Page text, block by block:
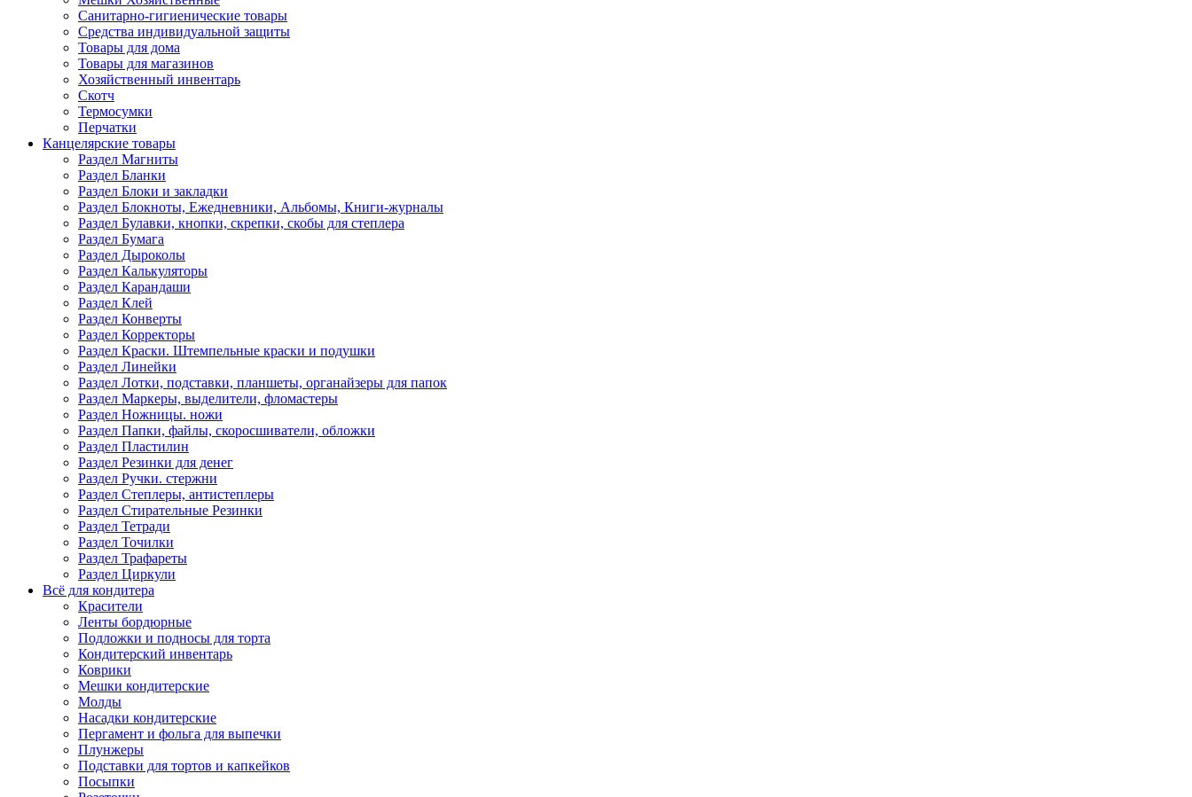
Санитарно-гигиенические товары
Средства индивидуальной защиты
Товары для дома
Товары для магазинов
Хозяйственный инвентарь
Скотч
Термосумки
Перчатки
Канцелярские товары
Раздел Магниты
Раздел Бланки
Раздел Блоки и закладки
Раздел Блокноты, Ежедневники, Альбомы, Книги-журналы
Раздел Булавки, кнопки, скрепки, скобы для степлера
Раздел Бумага
Раздел Дыроколы
Раздел Калькуляторы
Раздел Карандаши
Раздел Клей
Раздел Конверты
Раздел Корректоры
Раздел Краски. Штемпельные краски и подушки
Раздел Линейки
Раздел Лотки, подставки, планшеты, органайзеры для папок
Раздел Маркеры, выделители, фломастеры
Раздел Ножницы. ножи
Раздел Папки, файлы, скоросшиватели, обложки
Раздел Пластилин
Раздел Резинки для денег
Раздел Ручки. стержни
Раздел Степлеры, антистеплеры
Раздел Стирательные Резинки
Раздел Тетради
Раздел Точилки
Раздел Трафареты
Раздел Циркули
Всё для кондитера
Красители
Ленты бордюрные
Подложки и подносы для торта
Кондитерский инвентарь
Коврики
Мешки кондитерские
Молды
Насадки кондитерские
Пергамент и фольга для выпечки
Плунжеры
Подставки для тортов и капкейков
Посыпки